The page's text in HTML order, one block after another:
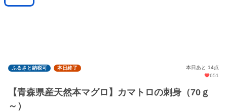
ふるさと納税可 本日終了
本日あと 14点
651
【青森県産天然本マグロ】カマトロの刺身（70ｇ
～）